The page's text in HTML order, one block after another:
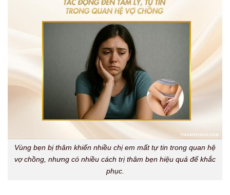
Vùng bẹn bị thâm khiến nhiều chị em mất tự tin trong quan hệ
vợ chồng, nhưng có nhiều cách trị thâm bẹn hiệu quả để khắc
phục.